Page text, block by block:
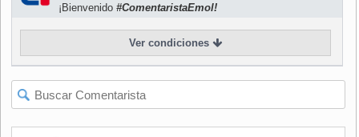
instrumental contemporánea, Yanni ganó 35 discos de
platino y oro en todo el mundo y sus videos y especiales
televisados fueron un éxito, como el célebre concierto "Live
at the Acrópolis" que posee varios récords históricos y
constituye el video musical más vendido de todos los
tiempos.
¡Bienvenido #ComentaristaEmol!
Ver condiciones